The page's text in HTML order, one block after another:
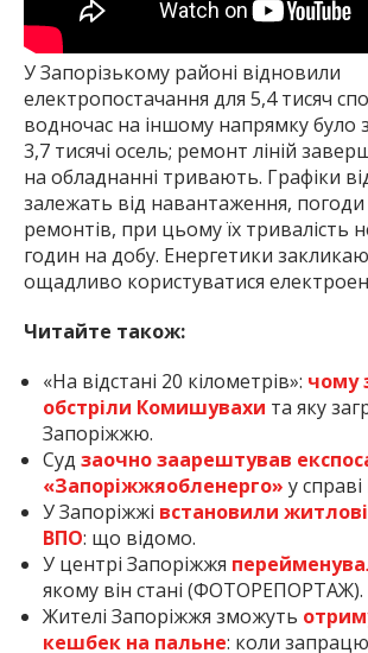
У Запорізькому районі відновили
електропостачання для 5,4 тисяч
водночас на іншому напрямку було
3,7 тисячі осель; ремонт ліній
на обладнанні тривають. Графіки
залежать від навантаження, погоди
ремонтів, при цьому їх тривалість
годин на добу. Енергетики
ощадливо користуватися
Читайте також:
«На відстані 20 кілометрів»: чому
обстріли Комишувахи та яку
Запоріжжю.
Суд заочно заарештував
«Запоріжжяобленерго» у
У Запоріжжі встановили
ВПО: що відомо.
У центрі Запоріжжя
якому він стані (ФОТОРЕПОРТАЖ).
Жителі Запоріжжя зможуть
кешбек на пальне: коли